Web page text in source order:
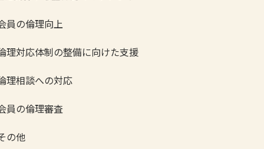
の倫理向上
対応体制の整備に向けた支援
相談への対応
の倫理審査
の他